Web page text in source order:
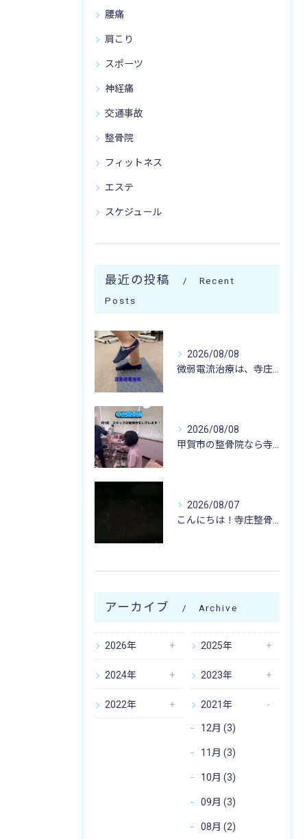
腰痛
肩こり
スポーツ
神経痛
交通事故
整骨院
フィットネス
エステ
スケジュール
最近の投稿
Recent
Posts
2026/08/08
2026/08/08
2026/08/07
アーカイブ Archive
2026年 2025年
2024年 2023年
2022年 2021年
12月 (3)
11月 (3)
10月 (3)
09月 (3)
08月 (2)